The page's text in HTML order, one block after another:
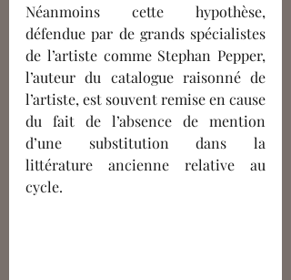
Néanmoins cette hypothèse,
défendue par de grands spécialistes
de l’artiste comme Stephan Pepper,
l’auteur du catalogue raisonné de
l’artiste, est souvent remise en cause
du fait de l’absence de mention
d’une substitution dans la
littérature ancienne relative au
cycle.